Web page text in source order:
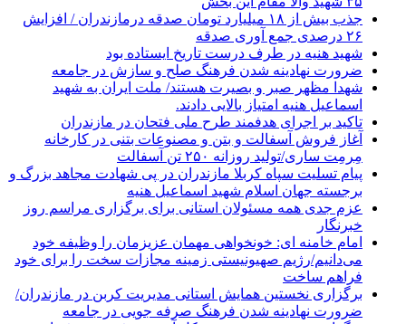
جذب بیش از ۱۸ میلیارد تومان صدقه درمازندران / افزایش
۲۶ درصدی جمع آوری صدقه
شهید هنیه در طرف درست تاریخ ایستاده بود
ضرورت نهادینه شدن فرهنگ صلح و سازش در جامعه
شهدا مظهر صبر و بصیرت هستند/ ملت ایران به شهید
اسماعیل هنیه امتیاز بالایی دادند.
تاکید بر اجرای هدفمند طرح ملی فتحان در مازندران
آغاز فروش آسفالت و بتن و مصنوعات بتنی در کارخانه
مِرمِت ساری/تولید روزانه ۲۵۰ تن آسفالت
پیام تسلیت سپاه کربلا مازندران در پی شهادت مجاهد بزرگ و
برجسته جهان اسلام شهید اسماعیل هنیه
عزم جدی همه مسئولان استانی برای برگزاری مراسم روز
خبرنگار
امام خامنه ای: خونخواهی مهمان عزیزمان را وظیفه خود
می‌دانیم/رژیم صهیونیستی زمینه مجازات سخت را برای خود
فراهم ساخت
برگزاری نخستین همایش استانی مدیریت کربن در مازندران/
ضرورت نهادینه شدن فرهنگ صرفه جویی در جامعه